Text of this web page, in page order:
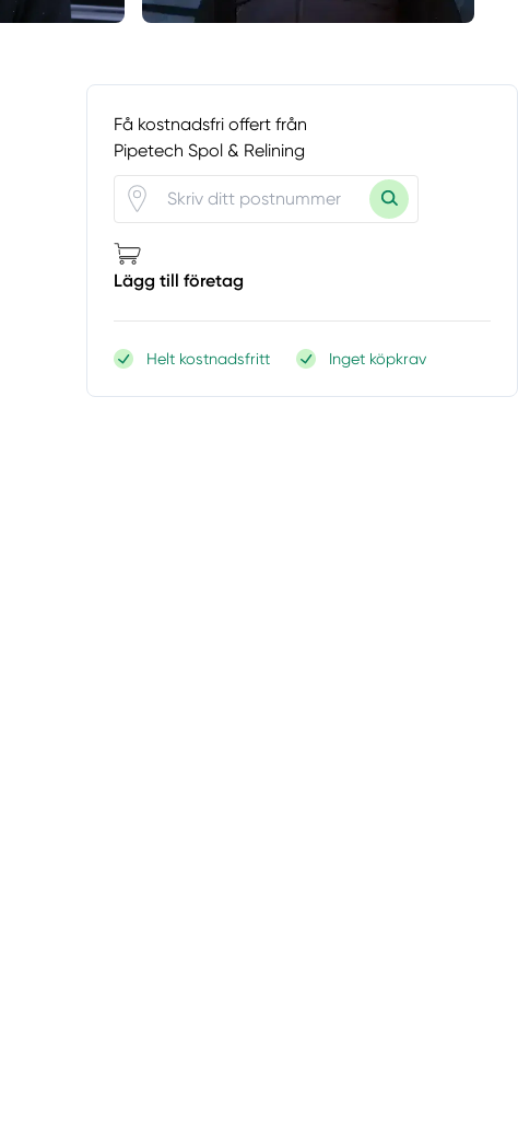
Få kostnadsfri offert från
Pipetech Spol & Relining
Lägg till företag
Helt kostnadsfritt Inget köpkrav